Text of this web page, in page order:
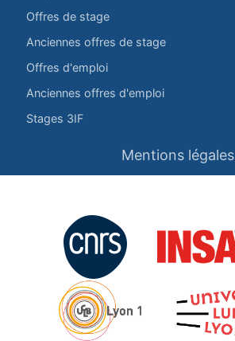
Offres de stage
Anciennes offres de stage
Offres d'emploi
Anciennes offres d'emploi
Stages 3IF
Mentions légales